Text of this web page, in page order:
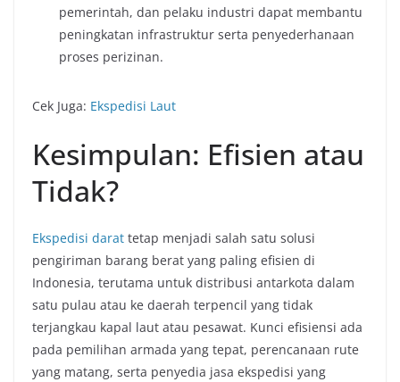
pemerintah, dan pelaku industri dapat membantu
peningkatan infrastruktur serta penyederhanaan
proses perizinan.
Cek Juga: Ekspedisi Laut
Kesimpulan: Efisien atau
Tidak?
Ekspedisi darat tetap menjadi salah satu solusi
pengiriman barang berat yang paling efisien di
Indonesia, terutama untuk distribusi antarkota dalam
satu pulau atau ke daerah terpencil yang tidak
terjangkau kapal laut atau pesawat. Kunci efisiensi ada
pada pemilihan armada yang tepat, perencanaan rute
yang matang, serta penyedia jasa ekspedisi yang